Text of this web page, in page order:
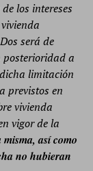
los intereses
será de
a
limitación
previstos en
vivienda
vigor de la
así como
no hubieran